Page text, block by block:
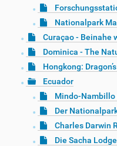
Nationalpark
Curaçao - Beinahe
Dominica - The
Hongkong:
Ecuador
Mindo-
Der
Charles Darwin
Die Sacha